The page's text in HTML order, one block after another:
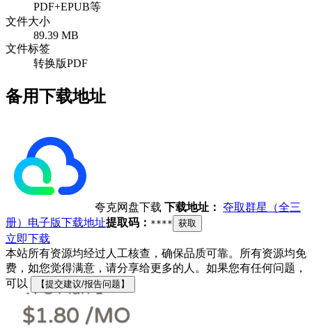
PDF+EPUB等
文件大小
89.39 MB
文件标签
转换版PDF
备用下载地址
夸克网盘下载 下载地址： 夺取群星（全三
册）电子版下载地址提取码： **** 获取
立即下载
本站所有资源均经过人工核查，确保品质可靠。所有资源均免
费，如您觉得满意，请分享给更多的人。如果您有任何问题，
可以
【提交建议/报告问题】